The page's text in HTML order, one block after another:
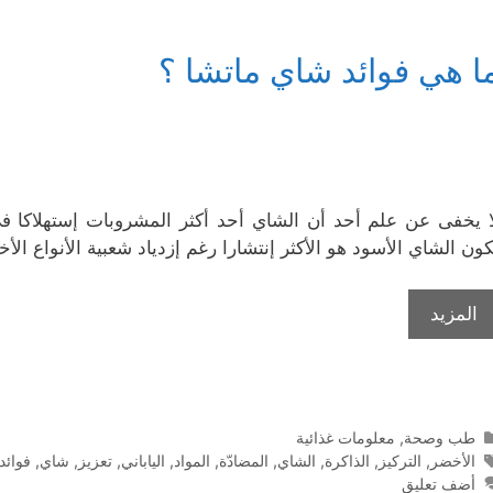
هي فوائد شاي ماتشا ؟
يخفى عن علم أحد أن الشاي أحد أكثر المشروبات إستهلاكا
الشاي الأسود هو الأكثر إنتشارا رغم إزدياد شعبية
المزيد
التصنيفات
طب وصحة, معلومات غذائية
الوسوم
الأخضر , التركيز , الذاكرة, الشاي, المضادّة, المواد, الياباني, تعزيز , شاي, فوائد
أضف تعليق